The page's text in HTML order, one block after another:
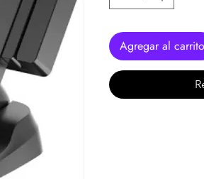
Agregar al carrito